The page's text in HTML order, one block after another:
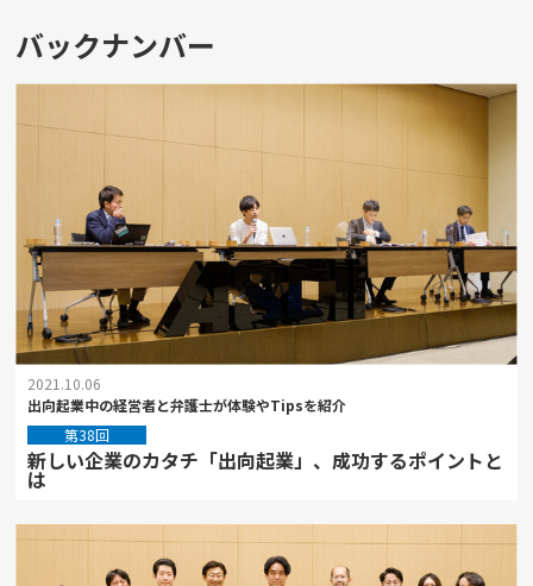
バックナンバー
2021.10.06
出向起業中の経営者と弁護士が体験やTipsを紹介
第38回
新しい企業のカタチ「出向起業」、成功するポイントと
は